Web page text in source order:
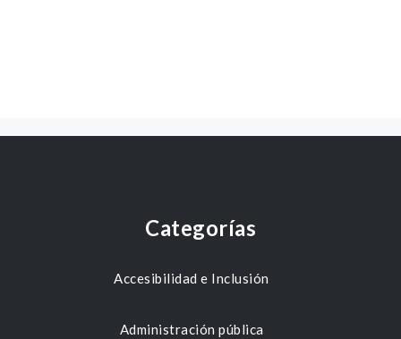
Categorías
Accesibilidad e Inclusión
Administración pública